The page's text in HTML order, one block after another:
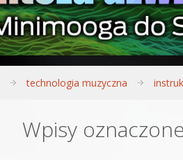
Produkcja
Bitwig
Sound
technologia muzyczna
Wpisy